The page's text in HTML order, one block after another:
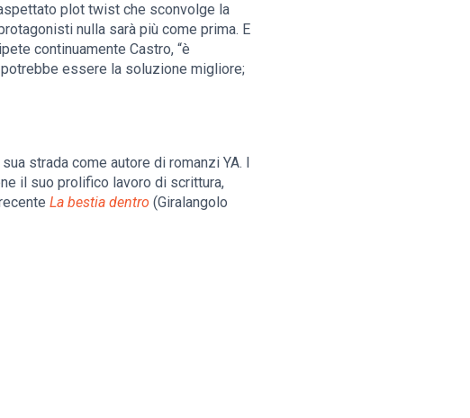
plot twist che sconvolge la
nulla sarà più come prima. E
continuamente Castro, “è
essere la soluzione migliore;
strada come autore di romanzi YA. I
il suo prolifico lavoro di scrittura,
La bestia dentro (Giralangolo